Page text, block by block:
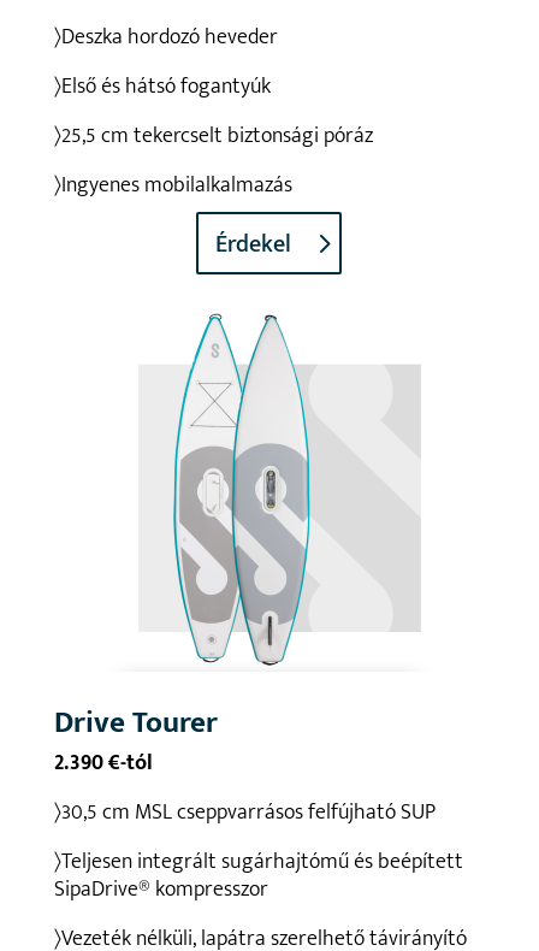
〉Deszka hordozó heveder
〉Első és hátsó fogantyúk
〉25,5 cm tekercselt biztonsági póráz
〉Ingyenes mobilalkalmazás
Érdekel
Drive Tourer
2.390 €-tól
〉30,5 cm MSL cseppvarrásos felfújható SUP
〉Teljesen integrált sugárhajtómű és beépített
SipaDrive® kompresszor
〉Vezeték nélküli, lapátra szerelhető távirányító